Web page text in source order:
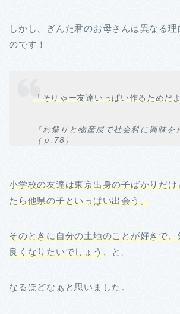
しかし、ぎんた君のお母さんは異なる
のです！
「そりゃー友達いっぱい作るためだよ
『お祭りと物産展で社会科に興味を
（ｐ.78）
小学校の友達は東京出身の子ばかりだ
たら他県の子といっぱい出会う。
そのときに自分の土地のことが好きで
良くなりたいでしょう、と。
なるほどなぁと思いました。